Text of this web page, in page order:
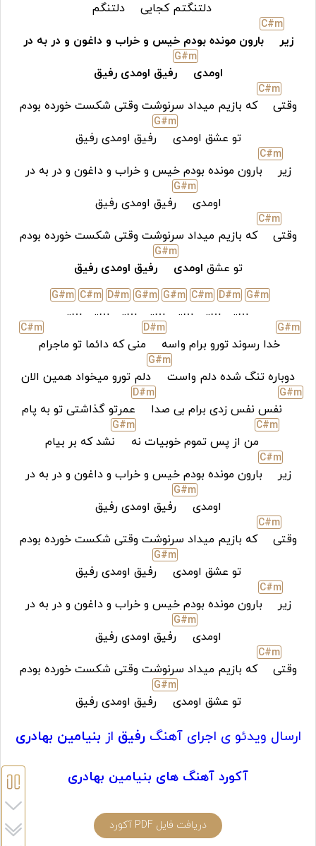
دلتنگتم کجایی دلتنگم
زیر
C#m
بارون مونده بودم خیس و خراب و داغون و در به در
اومدی
G#m
رفیق اومدی رفیق
وقتی
C#m
که بازیم میداد سرنوشت وقتی شکست خورده بودم
تو عشق اومدی
G#m
رفیق اومدی رفیق
زیر
C#m
بارون مونده بودم خیس و خراب و داغون و در به در
اومدی
G#m
رفیق اومدی رفیق
وقتی
C#m
که بازیم میداد سرنوشت وقتی شکست خورده بودم
تو عشق اومدی
G#m
رفیق اومدی رفیق
G#m
…..
D#m
…..
C#m
…..
G#m
…..
G#m
…..
D#m
…..
C#m
…..
G#m
G#m
خدا رسوند تورو برام واسه
D#m
منی که دائما تو ماجرام
C#m
دوباره تنگ شده دلم واست
G#m
دلم تورو میخواد همین الان
G#m
نفس نفس زدی برام بی صدا
D#m
عمرتو گذاشتی تو به پام
C#m
من از پس تموم خوبیات نه
G#m
نشد که بر بیام
زیر
C#m
بارون مونده بودم خیس و خراب و داغون و در به در
اومدی
G#m
رفیق اومدی رفیق
وقتی
C#m
که بازیم میداد سرنوشت وقتی شکست خورده بودم
تو عشق اومدی
G#m
رفیق اومدی رفیق
زیر
C#m
بارون مونده بودم خیس و خراب و داغون و در به در
اومدی
G#m
رفیق اومدی رفیق
وقتی
C#m
که بازیم میداد سرنوشت وقتی شکست خورده بودم
تو عشق اومدی
G#m
رفیق اومدی رفیق
ارسال ویدئو ی اجرای آهنگرفیق ازبنیامین بهادری
آکورد آهنگ های بنیامین بهادری
دریافت فایل PDF آکورد